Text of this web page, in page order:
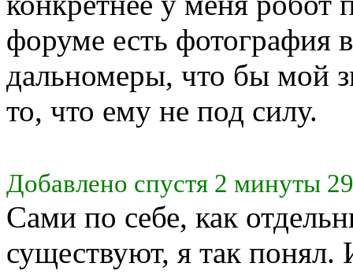
форуме есть фотография
дальномеры, что бы мой
то, что ему не под силу.
Добавлено спустя 2 минуты
Сами по себе, как
существуют, я так понял.